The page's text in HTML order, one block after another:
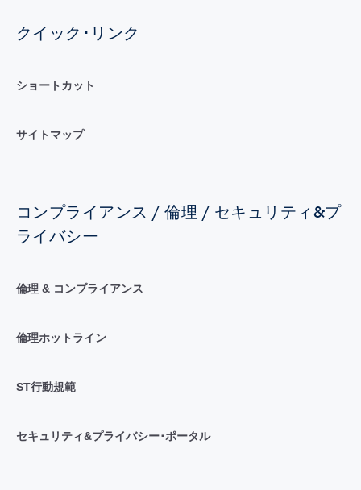
クイック･リンク
ショートカット
サイトマップ
コンプライアンス / 倫理 / セキュリティ&プ
ライバシー
倫理 & コンプライアンス
倫理ホットライン
ST行動規範
セキュリティ&プライバシー･ポータル